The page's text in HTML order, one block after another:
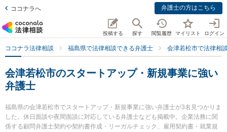
ココナラへ 弁護士の方はこちら
投稿する 探す 閲覧履歴 マイリスト ログイン
ココナラ法律相談 福島県で法律相談できる弁護士 会津若松市で法律相
会津若松市のスタートアップ・新規事業に強い
弁護士
福島県の会津若松市でスタートアップ・新規事業に強い弁護士が3名見つかりま
した。休日面談や夜間面談に対応している弁護士なども掲載中。企業法務に関
係する顧問弁護士契約や契約書作成・リーガルチェック、雇用契約書・就業規